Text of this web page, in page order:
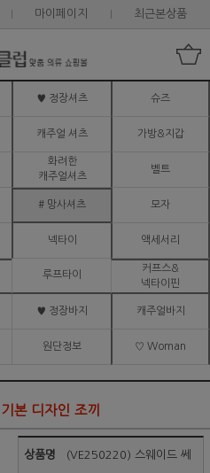
마이페이지 최근본상품
♥ 정장셔츠 슈즈
캐주얼 셔츠 가방&지갑
화려한
캐주얼셔츠
벨트
# 망사셔츠 모자
넥타이 액세서리
루프타이
커프스&
넥타이핀
♥ 정장바지 캐주얼바지
원단정보 ♡ Woman
기본 디자인 조끼
상품명 (VE250220) 스웨이드 쎄